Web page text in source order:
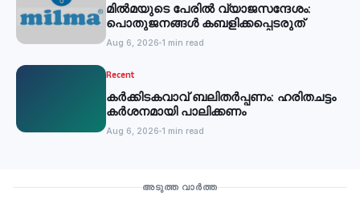
മില്‍മയുടെ പേരില്‍ വ്യാജസന്ദേശം:
പൊതുജനങ്ങള്‍ കബളിക്കപ്പെടരുത്
Aug 6, 2026 1 min read
Recent
കര്‍ക്കിടകവാവ് ബലിതര്‍പ്പണം: ഹരിതചട്ടം
കര്‍ശനമായി പാലിക്കണം
Aug 6, 2026 1 min read
അടുത്ത വാർത്ത